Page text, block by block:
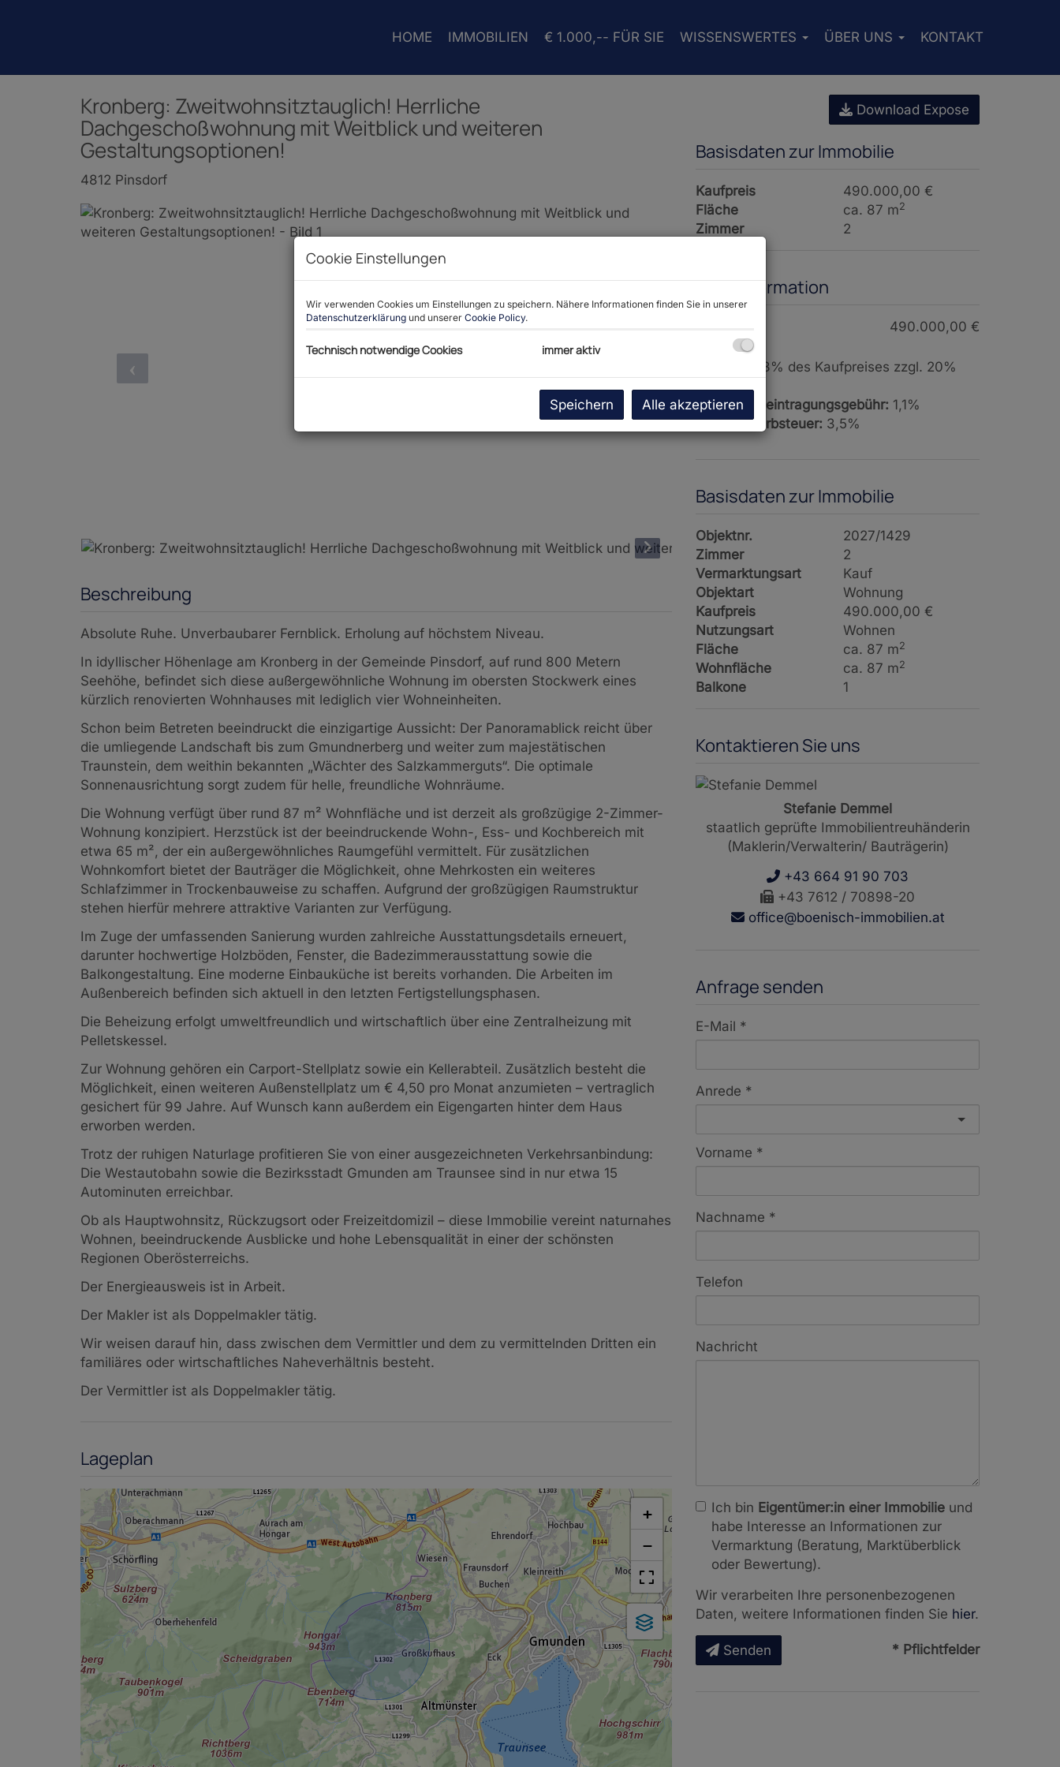
HOME IMMOBILIEN € 1.000,-- FÜR SIE WISSENSWERTES ÜBER UNS KONTAKT
Kronberg: Zweitwohnsitztauglich! Herrliche
Dachgeschoßwohnung mit Weitblick und weiteren
Gestaltungsoptionen!
4812 Pinsdorf
Beschreibung
Absolute Ruhe. Unverbaubarer Fernblick. Erholung auf höchstem Niveau.
In idyllischer Höhenlage am Kronberg in der Gemeinde Pinsdorf, auf rund 800 Metern
Seehöhe, befindet sich diese außergewöhnliche Wohnung im obersten Stockwerk eines
kürzlich renovierten Wohnhauses mit lediglich vier Wohneinheiten.
Schon beim Betreten beeindruckt die einzigartige Aussicht: Der Panoramablick reicht über
die umliegende Landschaft bis zum Gmundnerberg und weiter zum majestätischen
Traunstein, dem weithin bekannten „Wächter des Salzkammerguts“. Die optimale
Sonnenausrichtung sorgt zudem für helle, freundliche Wohnräume.
Die Wohnung verfügt über rund 87 m² Wohnfläche und ist derzeit als großzügige 2-Zimmer-
Wohnung konzipiert. Herzstück ist der beeindruckende Wohn-, Ess- und Kochbereich mit
etwa 65 m², der ein außergewöhnliches Raumgefühl vermittelt. Für zusätzlichen
Wohnkomfort bietet der Bauträger die Möglichkeit, ohne Mehrkosten ein weiteres
Schlafzimmer in Trockenbauweise zu schaffen. Aufgrund der großzügigen Raumstruktur
stehen hierfür mehrere attraktive Varianten zur Verfügung.
Im Zuge der umfassenden Sanierung wurden zahlreiche Ausstattungsdetails erneuert,
darunter hochwertige Holzböden, Fenster, die Badezimmerausstattung sowie die
Balkongestaltung. Eine moderne Einbauküche ist bereits vorhanden. Die Arbeiten im
Außenbereich befinden sich aktuell in den letzten Fertigstellungsphasen.
Die Beheizung erfolgt umweltfreundlich und wirtschaftlich über eine Zentralheizung mit
Pelletskessel.
Zur Wohnung gehören ein Carport-Stellplatz sowie ein Kellerabteil. Zusätzlich besteht die
Möglichkeit, einen weiteren Außenstellplatz um € 4,50 pro Monat anzumieten – vertraglich
gesichert für 99 Jahre. Auf Wunsch kann außerdem ein Eigengarten hinter dem Haus
erworben werden.
Trotz der ruhigen Naturlage profitieren Sie von einer ausgezeichneten Verkehrsanbindung:
Die Westautobahn sowie die Bezirksstadt Gmunden am Traunsee sind in nur etwa 15
Autominuten erreichbar.
Ob als Hauptwohnsitz, Rückzugsort oder Freizeitdomizil – diese Immobilie vereint naturnahes
Wohnen, beeindruckende Ausblicke und hohe Lebensqualität in einer der schönsten
Regionen Oberösterreichs.
Der Energieausweis ist in Arbeit.
Der Makler ist als Doppelmakler tätig.
Wir weisen darauf hin, dass zwischen dem Vermittler und dem zu vermittelnden Dritten ein
familiäres oder wirtschaftliches Naheverhältnis besteht.
Der Vermittler ist als Doppelmakler tätig.
Lageplan
+
−
Download Expose
Basisdaten zur Immobilie
Kaufpreis
490.000,00 €
Fläche
ca. 87 m2
Zimmer 2
Preisinformation
490.000,00 €
3% des Kaufpreises zzgl. 20%
USt.
Grundbucheintragungsgebühr: 1,1%
Grunderwerbsteuer: 3,5%
Basisdaten zur Immobilie
Objektnr.
2027/1429
Zimmer
2
Vermarktungsart
Kauf
Objektart
Wohnung
Kaufpreis
490.000,00 €
Nutzungsart
Wohnen
Fläche
ca. 87 m2
Wohnfläche ca. 87 m2
Balkone 1
Kontaktieren Sie uns
Stefanie Demmel
staatlich geprüfte Immobilientreuhänderin
(Maklerin/Verwalterin/ Bauträgerin)
+43 664 91 90 703
+43 7612 / 70898-20
office@boenisch-immobilien.at
Anfrage senden
E-Mail
Anrede
Vorname
Nachname
Telefon
Nachricht
Ich bin Eigentümer:in einer Immobilie und
habe Interesse an Informationen zur
Vermarktung (Beratung, Marktüberblick
oder Bewertung).
Wir verarbeiten Ihre personenbezogenen
Daten, weitere Informationen finden Sie hier.
Senden * Pflichtfelder
Cookie Einstellungen
Wir verwenden Cookies um Einstellungen zu speichern. Nähere Informationen finden Sie in unserer
Datenschutzerklärung und unserer Cookie Policy.
Technisch notwendige Cookies immer aktiv
Speichern Alle akzeptieren